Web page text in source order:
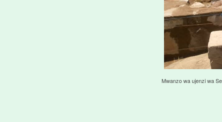
Mwanzo wa ujenzi wa